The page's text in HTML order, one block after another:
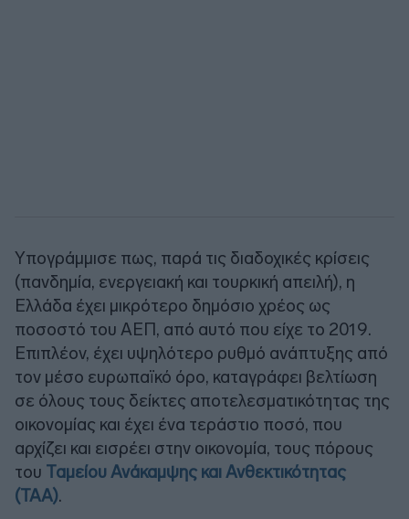
Υπογράμμισε πως, παρά τις διαδοχικές κρίσεις
(πανδημία, ενεργειακή και τουρκική απειλή), η
Ελλάδα έχει μικρότερο δημόσιο χρέος ως
ποσοστό του ΑΕΠ, από αυτό που είχε το 2019.
Επιπλέον, έχει υψηλότερο ρυθμό ανάπτυξης από
τον μέσο ευρωπαϊκό όρο, καταγράφει βελτίωση
σε όλους τους δείκτες αποτελεσματικότητας της
οικονομίας και έχει ένα τεράστιο ποσό, που
αρχίζει και εισρέει στην οικονομία, τους πόρους
του Ταμείου Ανάκαμψης και Ανθεκτικότητας
(ΤΑΑ).